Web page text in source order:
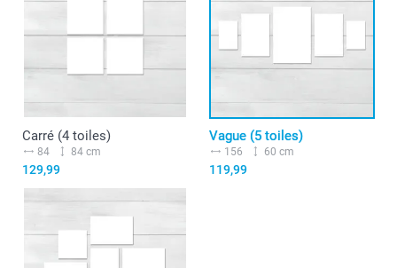
Carré (4 toiles)
84 84 cm
129,99
Vague (5 toiles)
156 60 cm
119,99